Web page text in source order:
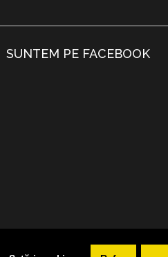
SUNTEM PE FACEBOOK